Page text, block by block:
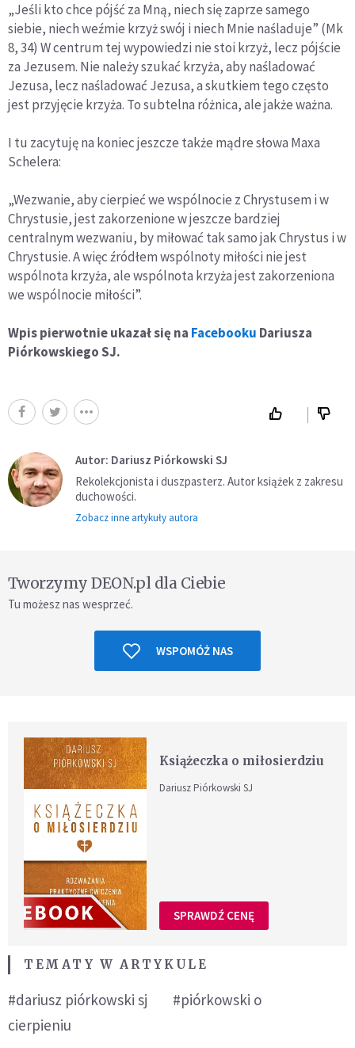
„Jeśli kto chce pójść za Mną, niech się zaprze samego
siebie, niech weźmie krzyż swój i niech Mnie naśladuje” (Mk
8, 34) W centrum tej wypowiedzi nie stoi krzyż, lecz pójście
za Jezusem. Nie należy szukać krzyża, aby naśladować
Jezusa, lecz naśladować Jezusa, a skutkiem tego często
jest przyjęcie krzyża. To subtelna różnica, ale jakże ważna.
I tu zacytuję na koniec jeszcze także mądre słowa Maxa
Schelera:
„Wezwanie, aby cierpieć we wspólnocie z Chrystusem i w
Chrystusie, jest zakorzenione w jeszcze bardziej
centralnym wezwaniu, by miłować tak samo jak Chrystus i w
Chrystusie. A więc źródłem wspólnoty miłości nie jest
wspólnota krzyża, ale wspólnota krzyża jest zakorzeniona
we wspólnocie miłości”.
Wpis pierwotnie ukazał się na Facebooku Dariusza
Piórkowskiego SJ.
Autor: Dariusz Piórkowski SJ
Rekolekcjonista i duszpasterz. Autor książek z zakresu
duchowości.
Zobacz inne artykuły autora
Tworzymy DEON.pl dla Ciebie
Tu możesz nas wesprzeć.
WSPOMÓŻ NAS
Książeczka o miłosierdziu
Dariusz Piórkowski SJ
SPRAWDŹ CENĘ
TEMATY W ARTYKULE
#dariusz piórkowski sj
#piórkowski o
cierpieniu